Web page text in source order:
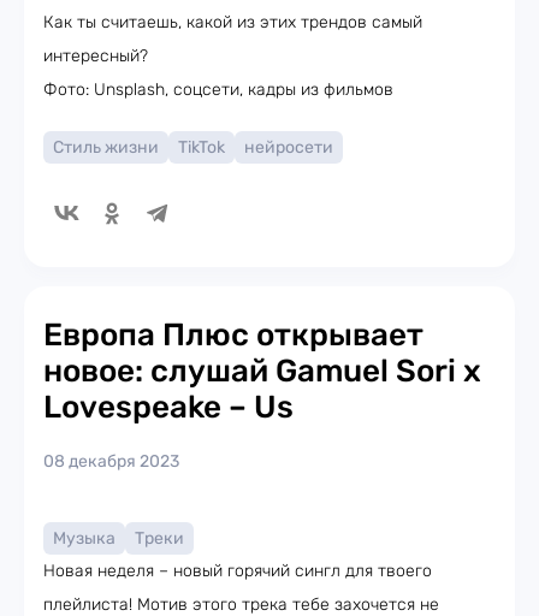
Как ты считаешь, какой из этих трендов самый
интересный?
Фото: Unsplash, соцсети, кадры из фильмов
Стиль жизни TikTok нейросети
Европа Плюс открывает
новое: слушай Gamuel Sori x
Lovespeake – Us
08 декабря 2023
Музыка
Треки
Новая неделя – новый горячий сингл для твоего
плейлиста! Мотив этого трека тебе захочется не